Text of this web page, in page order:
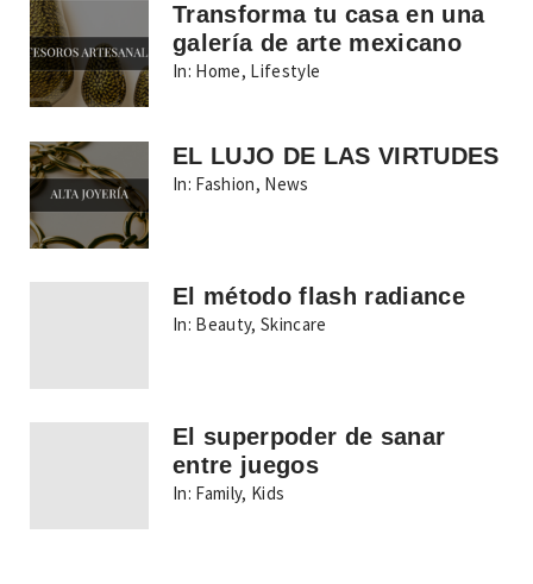
Transforma tu casa en una
galería de arte mexicano
In: Home, Lifestyle
EL LUJO DE LAS VIRTUDES
In: Fashion, News
El método flash radiance
In: Beauty,Skincare
El superpoder de sanar
entre juegos
In: Family, Kids